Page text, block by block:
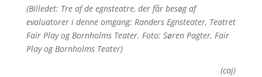
(Billedet: Tre af de egnsteatre, der får besøg af
evaluatorer i denne omgang: Randers Egnsteater, Teatret
Fair Play og Bornholms Teater. Foto: Søren Pagter, Fair
Play og Bornholms Teater)
(caj)